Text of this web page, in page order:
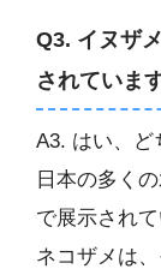
Q3. イヌザ
されていま
A3. はい、ど
日本の多く
で展示され
ネコザメは